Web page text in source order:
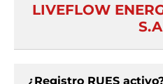
LIVEFLOW
¿Registro RUES